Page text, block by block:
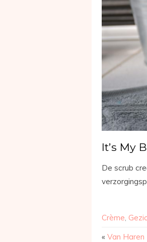
It’s My
De scrub
Crème,
« Van